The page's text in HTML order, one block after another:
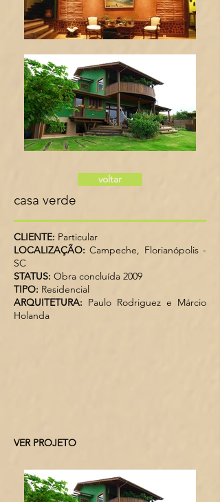
voltar
casa verde
CLIENTE: Particular
LOCALIZAÇÃO: Campeche, Florianópolis -
SC
STATUS: Obra concluída 2009
TIPO: Residencial
ARQUITETURA: Paulo Rodriguez e Márcio
Holanda
VER PROJETO